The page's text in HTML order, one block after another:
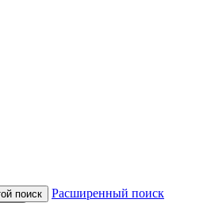
Расширенный поиск